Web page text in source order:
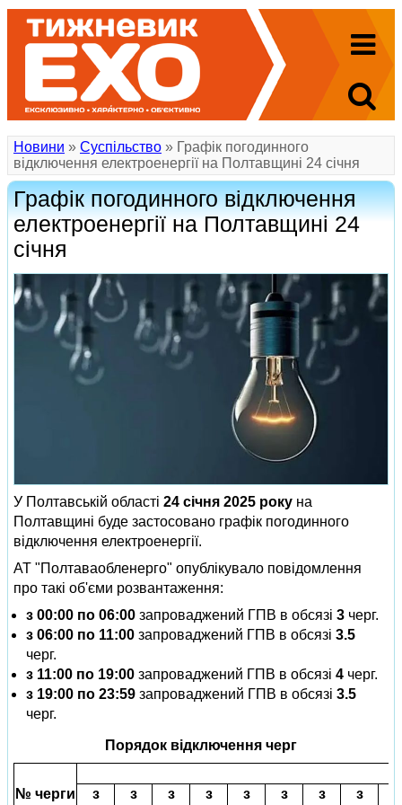
Новини » Суспільство » Графік погодинного
відключення електроенергії на Полтавщині 24 січня
Графік погодинного відключення
електроенергії на Полтавщині 24
січня
У Полтавській області 24 січня 2025 року на
Полтавщині буде застосовано графік погодинного
відключення електроенергії.
АТ "Полтаваобленерго" опублікувало повідомлення
про такі об'єми розвантаження:
з 00:00 по 06:00 запроваджений ГПВ в обсязі 3 черг.
з 06:00 по 11:00 запроваджений ГПВ в обсязі 3.5
черг.
з 11:00 по 19:00 запроваджений ГПВ в обсязі 4 черг.
з 19:00 по 23:59 запроваджений ГПВ в обсязі 3.5
черг.
Порядок відключення черг
№ черги
з
з
з
з
з
з
з
з